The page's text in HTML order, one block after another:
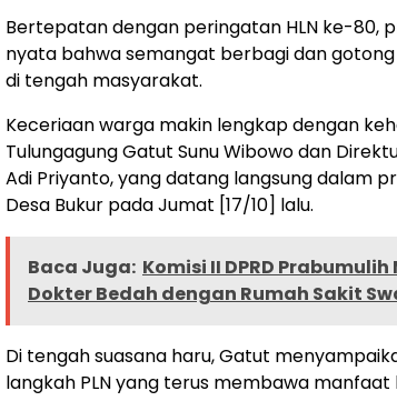
Bertepatan dengan peringatan HLN ke-80,
nyata bahwa semangat berbagi dan
di tengah masyarakat.
Keceriaan warga makin lengkap dengan
Tulungagung Gatut Sunu Wibowo dan
Adi Priyanto, yang datang langsung dalam
Desa Bukur pada Jumat [17/10] lalu.
Baca Juga: Komisi II DPRD
Dokter Bedah dengan Rumah Sakit
Di tengah suasana haru, Gatut
langkah PLN yang terus membawa manfaat